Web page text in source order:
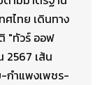
ศไทย เดินทาง
"ทัวร์ ออฟ
2567 เส้น
กำแพงเพชร-